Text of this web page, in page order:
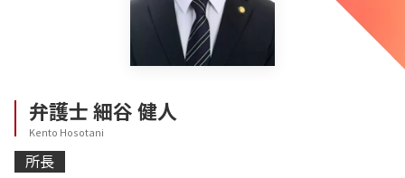
弁護士細谷 健人
Kento Hosotani
所長